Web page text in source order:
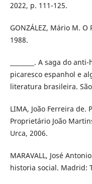
2022, p. 111-125.
GONZÁLEZ, Mário M. O
1988.
________. A saga do
picaresco espanhol e
literatura brasileira.
LIMA, João Ferreira de.
Proprietário João
Urca, 2006.
MARAVALL, José
historia social. Madrid: